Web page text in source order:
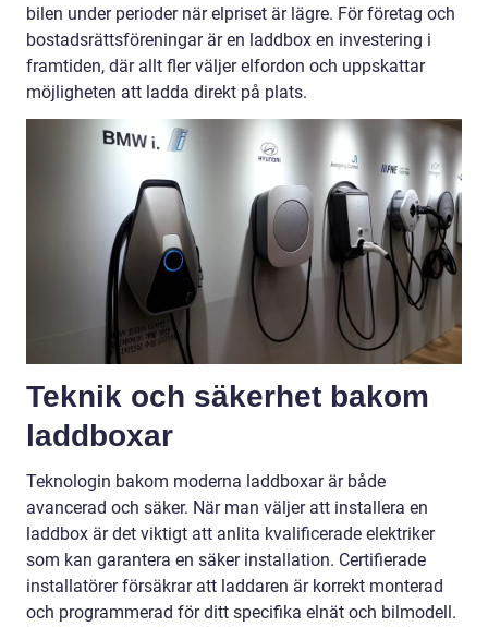
bilen under perioder när elpriset är lägre. För företag och
bostadsrättsföreningar är en laddbox en investering i
framtiden, där allt fler väljer elfordon och uppskattar
möjligheten att ladda direkt på plats.
Teknik och säkerhet bakom
laddboxar
Teknologin bakom moderna laddboxar är både
avancerad och säker. När man väljer att installera en
laddbox är det viktigt att anlita kvalificerade elektriker
som kan garantera en säker installation. Certifierade
installatörer försäkrar att laddaren är korrekt monterad
och programmerad för ditt specifika elnät och bilmodell.